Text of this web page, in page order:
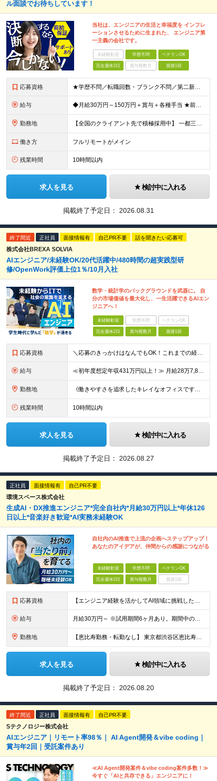
ル面談でお待ちしています！
当社は、エンジニアの生活と幸福度を インフレ
ーションさせるために生まれた、 エンジニア第
一主義の会社です。
未経験歓迎 学歴不問 ベテランOK
完全週休2日 賞与複数月 面接1回
応募資格 ★学歴不問／転職回数・ブランク不問／第二新卒も歓迎！ 【応募条件】 エンジニア実務経験がある方 ※領域や担当工程は問いません。 ◎学歴・ブランク・転職回数不問。 ◎選考はWebで完結！即日内定も！
給与 ◆月給30万円～150万円＋賞与＋各種手当 ★前職給与保証／スキル・経験により決定します。 ★給与は案件単価に完全連動 ★案件の契約内容や昇給、賞与額はすべて開示いたします。 ※上記給与には、月3
勤務地 【全国のクライアント先で積極採用中】 一都三県／関西／九州／東海を中心に全国の案件をご用意。 ★完全在宅勤務も可！ ★プロジェクトは完全選択制 ★フルリモート案件の選択も可能 【100％希望の案件に
働き方 フルリモートがメイン
残業時間 10時間以内
求人を見る 検討中に入れる
掲載終了予定日： 2026.08.31
終了間近 正社員 面接情報有 自己PR不要 話を聞きたい応募可
株式会社BREXA SOLVIA
AIエンジニア/未経験OK/20代活躍中/480時間の超実践型研
修/OpenWork評価上位1％/10月入社
数学・統計学のバックグラウンドを武器に。 自
分の市場価値を最大化し、一生活躍できるAIエン
ジニアへ！
未経験歓迎 学歴不問 ベテランOK
完全週休2日 賞与複数月 面接1回
応募資格 ＼応募のきっかけはなんでもOK！これまでの経験よりも「ITに興味がある」「前職の経験を活かしてキャリアチェンジしたい」という気持ちを重視しています／ ◆年齢30歳まで（若年層の長期キャリア形成のため
給与 ≪初年度想定年収431万円以上！≫ 月給28万7,825円～＋賞与年2回 ※上記金額には月20時間分(3万8,900円～)の見込み残業代を含み、超過した分は別途全額支給します。 ※経験やスキルを考慮
勤務地 《働きやすさを追求したキレイなオフィスです！》 【本社】 東京都新宿区新宿4-3-25 TOKYU REIT新宿ビル8F 【ラーニングセンター】 東京都渋谷区千駄ヶ谷5-32-10 南新宿SKビル6
残業時間 10時間以内
求人を見る 検討中に入れる
掲載終了予定日： 2026.08.27
正社員 面接情報有 自己PR不要
環境スペース株式会社
生成AI・DX推進エンジニア*完全自社内*月給30万円以上*年休126
日以上*音楽好き歓迎*AI実務未経験OK
自社内のAI推進で上流の企画へステップアップ！
あなたのアイデアが、仲間からの感謝につながる
未経験歓迎 学歴不問 ベテランOK
完全週休2日 賞与複数月 面接1回
応募資格 【エンジニア経験を活かしてAI領域に挑戦したい方、大歓迎！】 ◆AI、IT、DX、プログラミング等を学んだ経験がある方 ◆学歴不問 ＼こんな方にぴったりです／ ◆自分のアイディアで業務を改善し、仲間
給与 月給30万円～ ※試用期間6ヶ月あり。期間中の給与・待遇の差異はありません ※月給には月45時間分の固定残業代（月7万8,000円～）を含みます ※超過分は別途支給します
勤務地 【恵比寿勤務・転勤なし】 東京都渋谷区恵比寿南1-1-9 岩徳ビル 9F (変更の範囲)上記を除く当社関連勤務地
求人を見る 検討中に入れる
掲載終了予定日： 2026.08.20
終了間近 正社員 面接情報有 自己PR不要
Sテクノロジー株式会社
AIエンジニア｜リモート率98％｜ AI Agent開発＆vibe coding｜
賞与年2回｜受託案件あり
≪AI Agent開発案件＆vibe coding案件多数！≫
今すぐ「AIと共存できる」エンジニアに！